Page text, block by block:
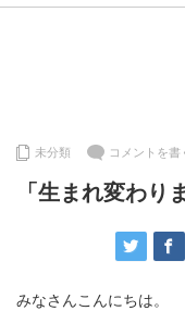
未分類 コメントを書
「生まれ変わり
みなさんこんにちは。